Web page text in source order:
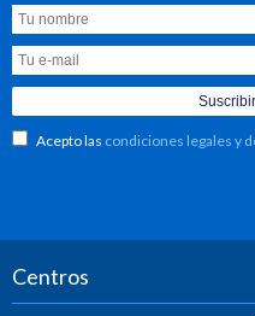
Acepto las condiciones legales y
Centros